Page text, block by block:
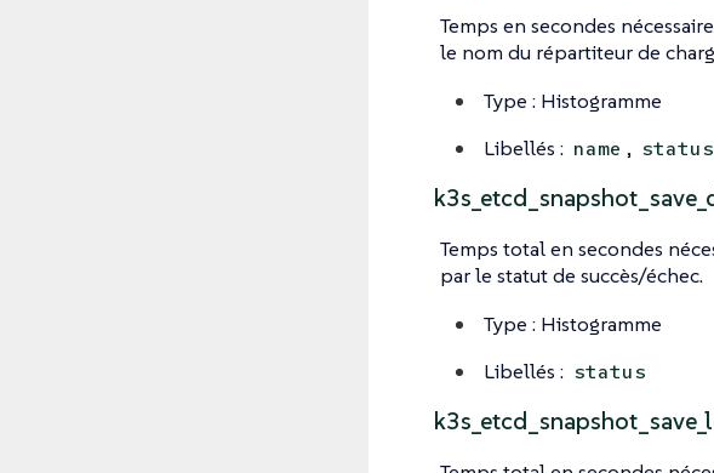
Temps en secondes
le nom du répartiteur de
Type : Histogramme
Libellés : name , status
Temps total en secondes
par le statut de succès/échec.
Type : Histogramme
Libellés : status